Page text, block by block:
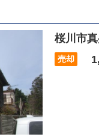
桜川市
売却